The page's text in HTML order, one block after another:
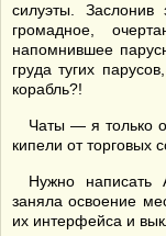
силуэты.
громадное,
напомнившее
груда тугих
корабль?!
Чаты — я только
кипели от торговых
Нужно написать
заняла освоение
их интерфейса и